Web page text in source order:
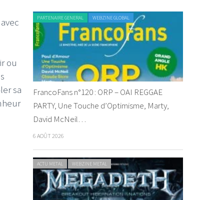
ou
sa
PARTENAIRE GENERAL WEBZINE GLOBAL
FrancoFans n°120 : ORP – OAI REGGAE
PARTY, Une Touche d’Optimisme, Marty,
David McNeil…
6 AOÛT 2026
ACTU METAL WEBZINE METAL